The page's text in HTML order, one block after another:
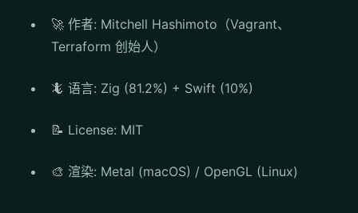
🚀 作者: Mitchell Hashimoto（Vagrant、
Terraform 创始人）
🦎 语言: Zig (81.2%) + Swift (10%)
📝 License: MIT
🎨 渲染: Metal (macOS) / OpenGL (Linux)